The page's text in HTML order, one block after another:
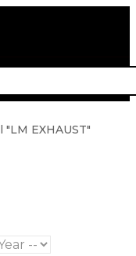
"LM EXHAUST"